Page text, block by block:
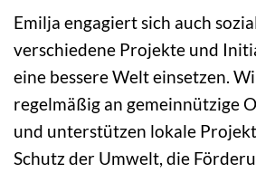
Emilja engagiert sich auch
verschiedene Projekte und
eine bessere Welt einsetzen.
regelmäßig an gemeinnützige
und unterstützen lokale
Schutz der Umwelt, die